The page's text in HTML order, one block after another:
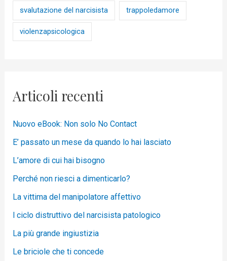
svalutazione del narcisista trappoledamore
violenzapsicologica
Articoli recenti
Nuovo eBook: Non solo No Contact
E’ passato un mese da quando lo hai lasciato
L’amore di cui hai bisogno
Perché non riesci a dimenticarlo?
La vittima del manipolatore affettivo
l ciclo distruttivo del narcisista patologico
La più grande ingiustizia
Le briciole che ti concede